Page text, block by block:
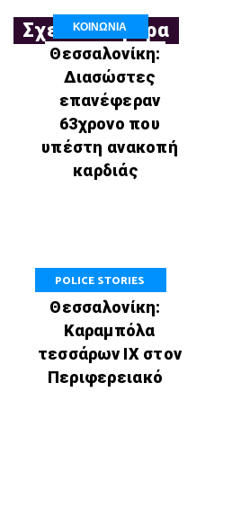
Σχετικά Άρθρα
ΚΟΙΝΩΝΙΑ
Θεσσαλονίκη:
Διασώστες
επανέφεραν
63χρονο που
υπέστη ανακοπή
καρδιάς
POLICE STORIES
Θεσσαλονίκη:
Καραμπόλα
τεσσάρων ΙΧ στον
Περιφερειακό